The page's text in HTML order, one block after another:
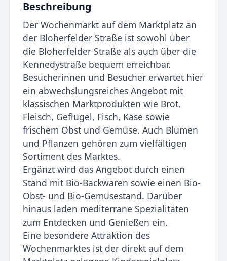
Beschreibung
Der Wochenmarkt auf dem Marktplatz an
der Bloherfelder Straße ist sowohl über
die Bloherfelder Straße als auch über die
Kennedystraße bequem erreichbar.
Besucherinnen und Besucher erwartet hier
ein abwechslungsreiches Angebot mit
klassischen Marktprodukten wie Brot,
Fleisch, Geflügel, Fisch, Käse sowie
frischem Obst und Gemüse. Auch Blumen
und Pflanzen gehören zum vielfältigen
Sortiment des Marktes.
Ergänzt wird das Angebot durch einen
Stand mit Bio-Backwaren sowie einen Bio-
Obst- und Bio-Gemüsestand. Darüber
hinaus laden mediterrane Spezialitäten
zum Entdecken und Genießen ein.
Eine besondere Attraktion des
Wochenmarktes ist der direkt auf dem